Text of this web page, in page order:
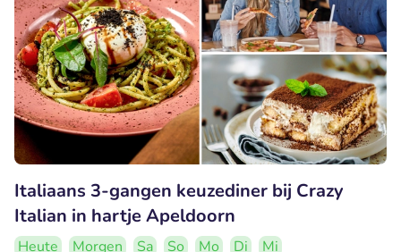
Italiaans 3-gangen keuzediner bij Crazy
Italian in hartje Apeldoorn
Heute Morgen Sa So Mo Di
Mi